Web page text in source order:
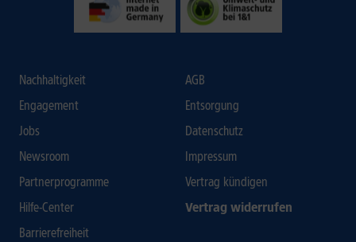
Nachhaltigkeit
Engagement
Jobs
Newsroom
Partnerprogramme
Hilfe-Center
Barrierefreiheit
AGB
Entsorgung
Datenschutz
Impressum
Vertrag kündigen
Vertrag widerrufen